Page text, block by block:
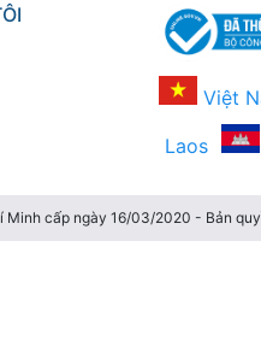
Việt
Laos
Minh cấp ngày 16/03/2020 - Bản